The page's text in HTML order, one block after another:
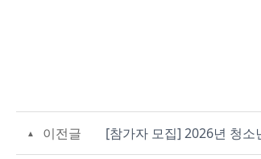
이전글 [참가자 모집] 2026년 청